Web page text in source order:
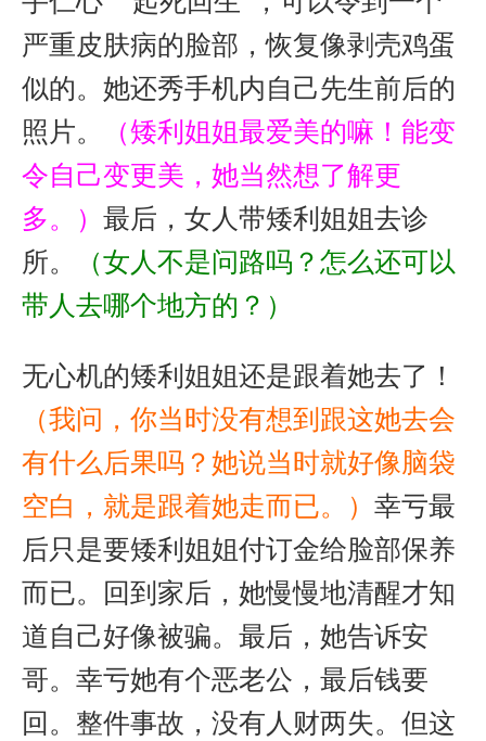
严重皮肤病的脸部，恢复像剥壳鸡蛋
似的。她还秀手机内自己先生前后的
照片。
（矮利姐姐最爱美的嘛！能变
令自己变更美，她当然想了解更
多。） 最后，女人带矮利姐姐去诊
所。
（女人不是问路吗？怎么还可以
带人去哪个地方的？）
无心机的矮利姐姐还是跟着她去了！
（我问，你当时没有想到跟这她去会
有什么后果吗？她说当时就好像脑袋
空白，就是跟着她走而已。） 幸亏最
后只是要矮利姐姐付订金给脸部保养
而已。回到家后，她慢慢地清醒才知
道自己好像被骗。最后，她告诉安
哥。幸亏她有个恶老公，最后钱要
回。整件事故，没有人财两失。但这